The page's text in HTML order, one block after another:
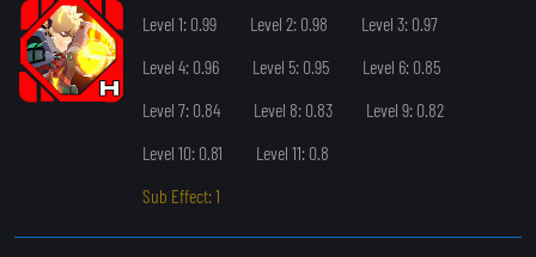
Level 1: 0.99
Level 2: 0.98
Level 3: 0.97
Level 4: 0.96
Level 5: 0.95
Level 6: 0.85
Level 7: 0.84
Level 8: 0.83
Level 9: 0.82
Level 10: 0.81
Level 11: 0.8
Sub Effect: 1